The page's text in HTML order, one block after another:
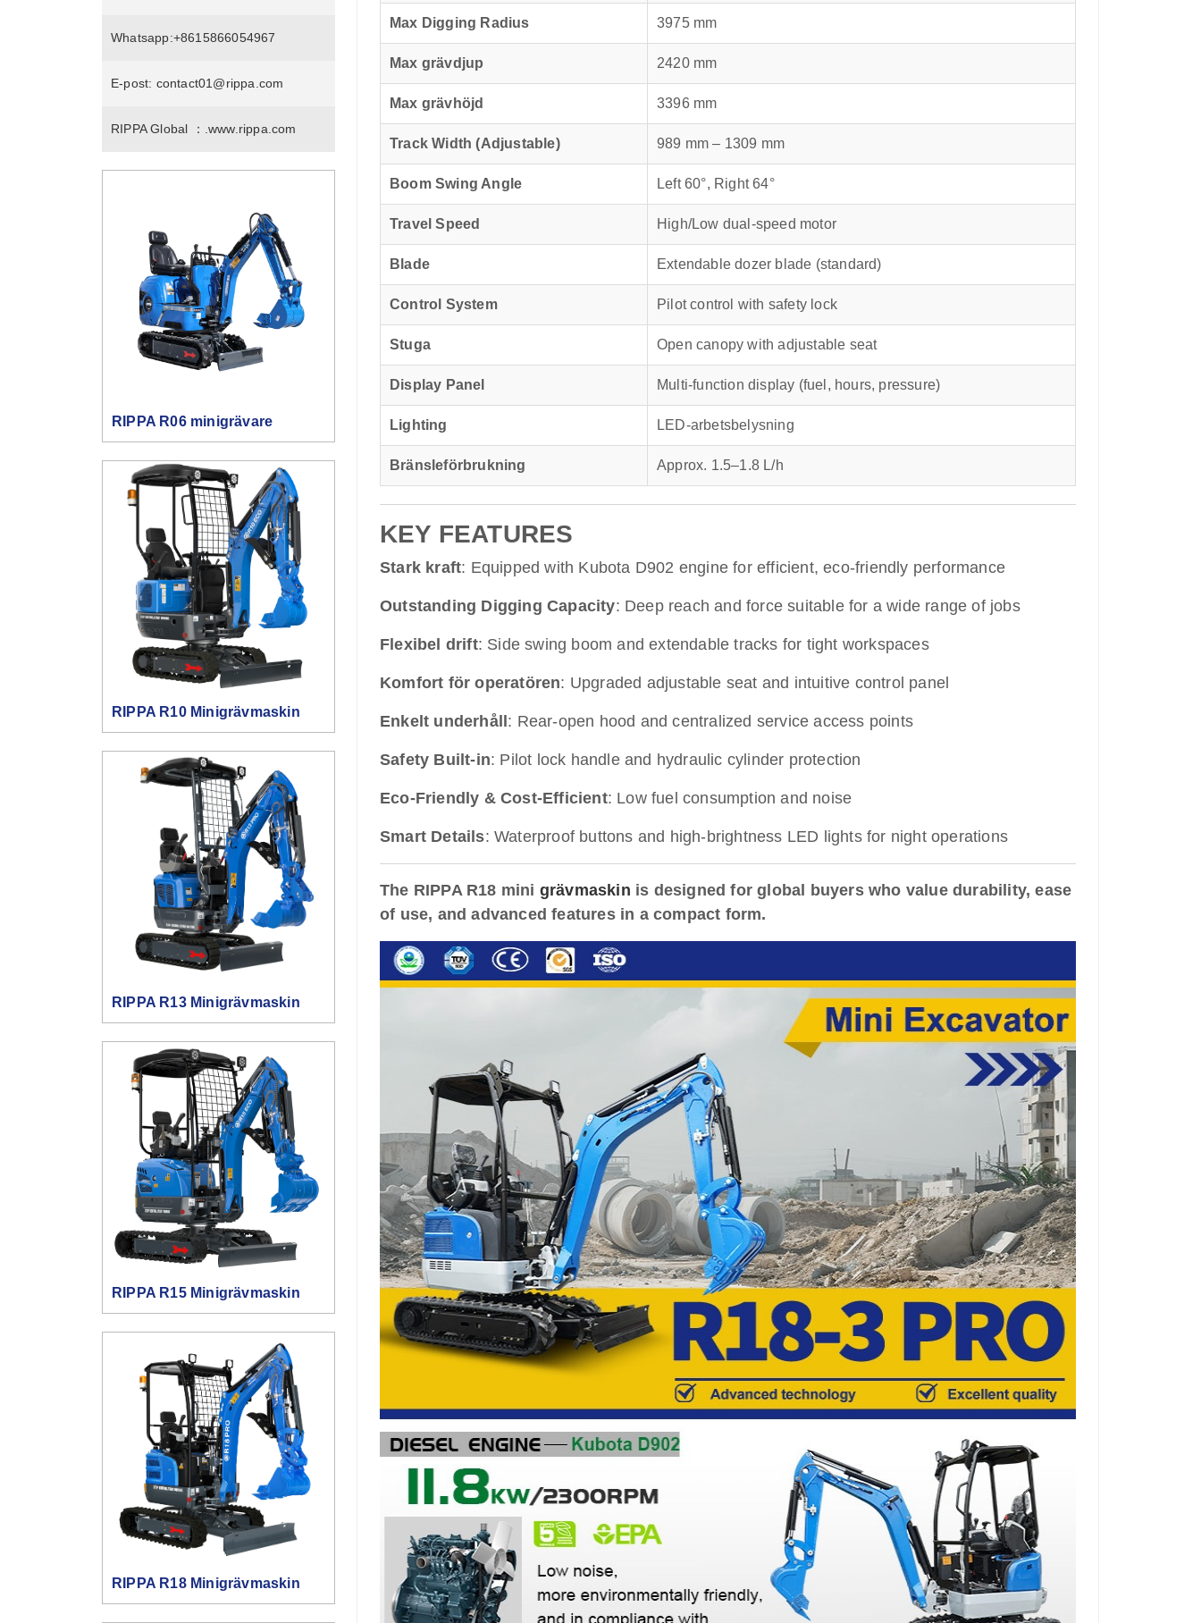
Whatsapp:+8615866054967
E-post: contact01@rippa.com
RIPPA Global ：. www.rippa.com
RIPPA R06 minigrävare
RIPPA R10 Minigrävmaskin
RIPPA R13 Minigrävmaskin
RIPPA R15 Minigrävmaskin
RIPPA R18 Minigrävmaskin
Max Digging Radius 3975 mm
Max grävdjup 2420 mm
Max grävhöjd 3396 mm
Track Width (Adjustable) 989 mm – 1309 mm
Boom Swing Angle Left 60°, Right 64°
Travel Speed High/Low dual-speed motor
Blade Extendable dozer blade (standard)
Control System Pilot control with safety lock
Stuga Open canopy with adjustable seat
Display Panel Multi-function display (fuel, hours, pressure)
Lighting LED-arbetsbelysning
Bränsleförbrukning Approx. 1.5–1.8 L/h
KEY FEATURES
Stark kraft: Equipped with Kubota D902 engine for efficient, eco-friendly performance
Outstanding Digging Capacity: Deep reach and force suitable for a wide range of jobs
Flexibel drift: Side swing boom and extendable tracks for tight workspaces
Komfort för operatören: Upgraded adjustable seat and intuitive control panel
Enkelt underhåll: Rear-open hood and centralized service access points
Safety Built-in: Pilot lock handle and hydraulic cylinder protection
Eco-Friendly & Cost-Efficient: Low fuel consumption and noise
Smart Details: Waterproof buttons and high-brightness LED lights for night operations
The RIPPA R18 mini grävmaskin is designed for global buyers who value durability, ease
of use, and advanced features in a compact form.